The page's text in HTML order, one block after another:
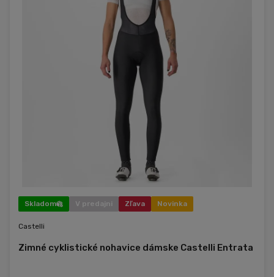
Skladom V predajni Zľava Novinka
Castelli
Zimné cyklistické nohavice dámske Castelli Entrata